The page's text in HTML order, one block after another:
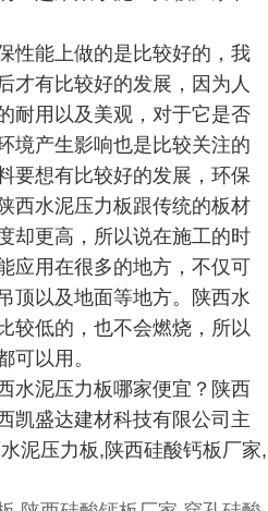
性能上做的是比较好的，我
才有比较好的发展，因为人
耐用以及美观，对于它是否
境产生影响也是比较关注的
要想有比较好的发展，环保
西水泥压力板跟传统的板材
却更高，所以说在施工的时
应用在很多的地方，不仅可
顶以及地面等地方。陕西水
较低的，也不会燃烧，所以
可以用。
水泥压力板哪家便宜？陕西
凯盛达建材科技有限公司主
泥压力板,陕西硅酸钙板厂家,